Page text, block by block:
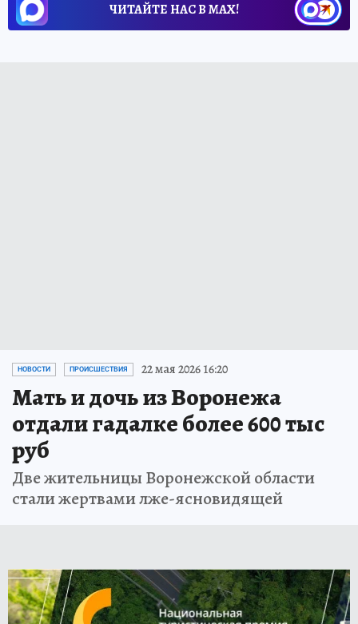
ЧИТАЙТЕ НАС В МАХ!
НОВОСТИ ПРОИСШЕСТВИЯ 22 мая 2026 16:20
Мать и дочь из Воронежа
отдали гадалке более 600 тыс
руб
Две жительницы Воронежской области
стали жертвами лже-ясновидящей